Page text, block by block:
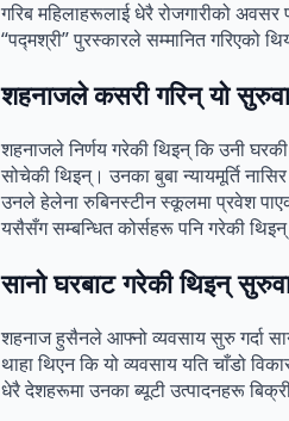
गरिब महिलाहरूलाई धेरै रोजगारीको
“पद्मश्री” पुरस्कारले सम्मानित गरिएको
शहनाजले कसरी गरिन् यो
शहनाजले निर्णय गरेकी थिइन् कि उनी
सोचेकी थिइन्। उनका बुबा न्यायमूर्ति
उनले हेलेना रुबिनस्टीन स्कूलमा प्रवेश
यसैसँग सम्बन्धित कोर्सहरू पनि गरेकी
सानो घरबाट गरेकी थिइन्
शहनाज हुसैनले आफ्नो व्यवसाय सुरु गर्दा
थाहा थिएन कि यो व्यवसाय यति चाँडो
धेरै देशहरूमा उनका ब्यूटी उत्पादनहरू